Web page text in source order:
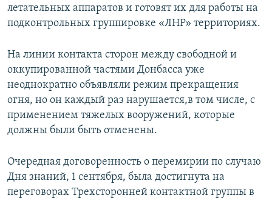
летательных аппаратов и готовят их для работы на
подконтрольных группировке «ЛНР» территориях.
На линии контакта сторон между свободной и
оккупированной частями Донбасса уже
неоднократно объявляли режим прекращения
огня, но он каждый раз нарушается,в том числе, с
применением тяжелых вооружений, которые
должны были быть отменены.
Очередная договоренность о перемирии по случаю
Дня знаний, 1 сентября, была достигнута на
переговорах Трехсторонней контактной группы в